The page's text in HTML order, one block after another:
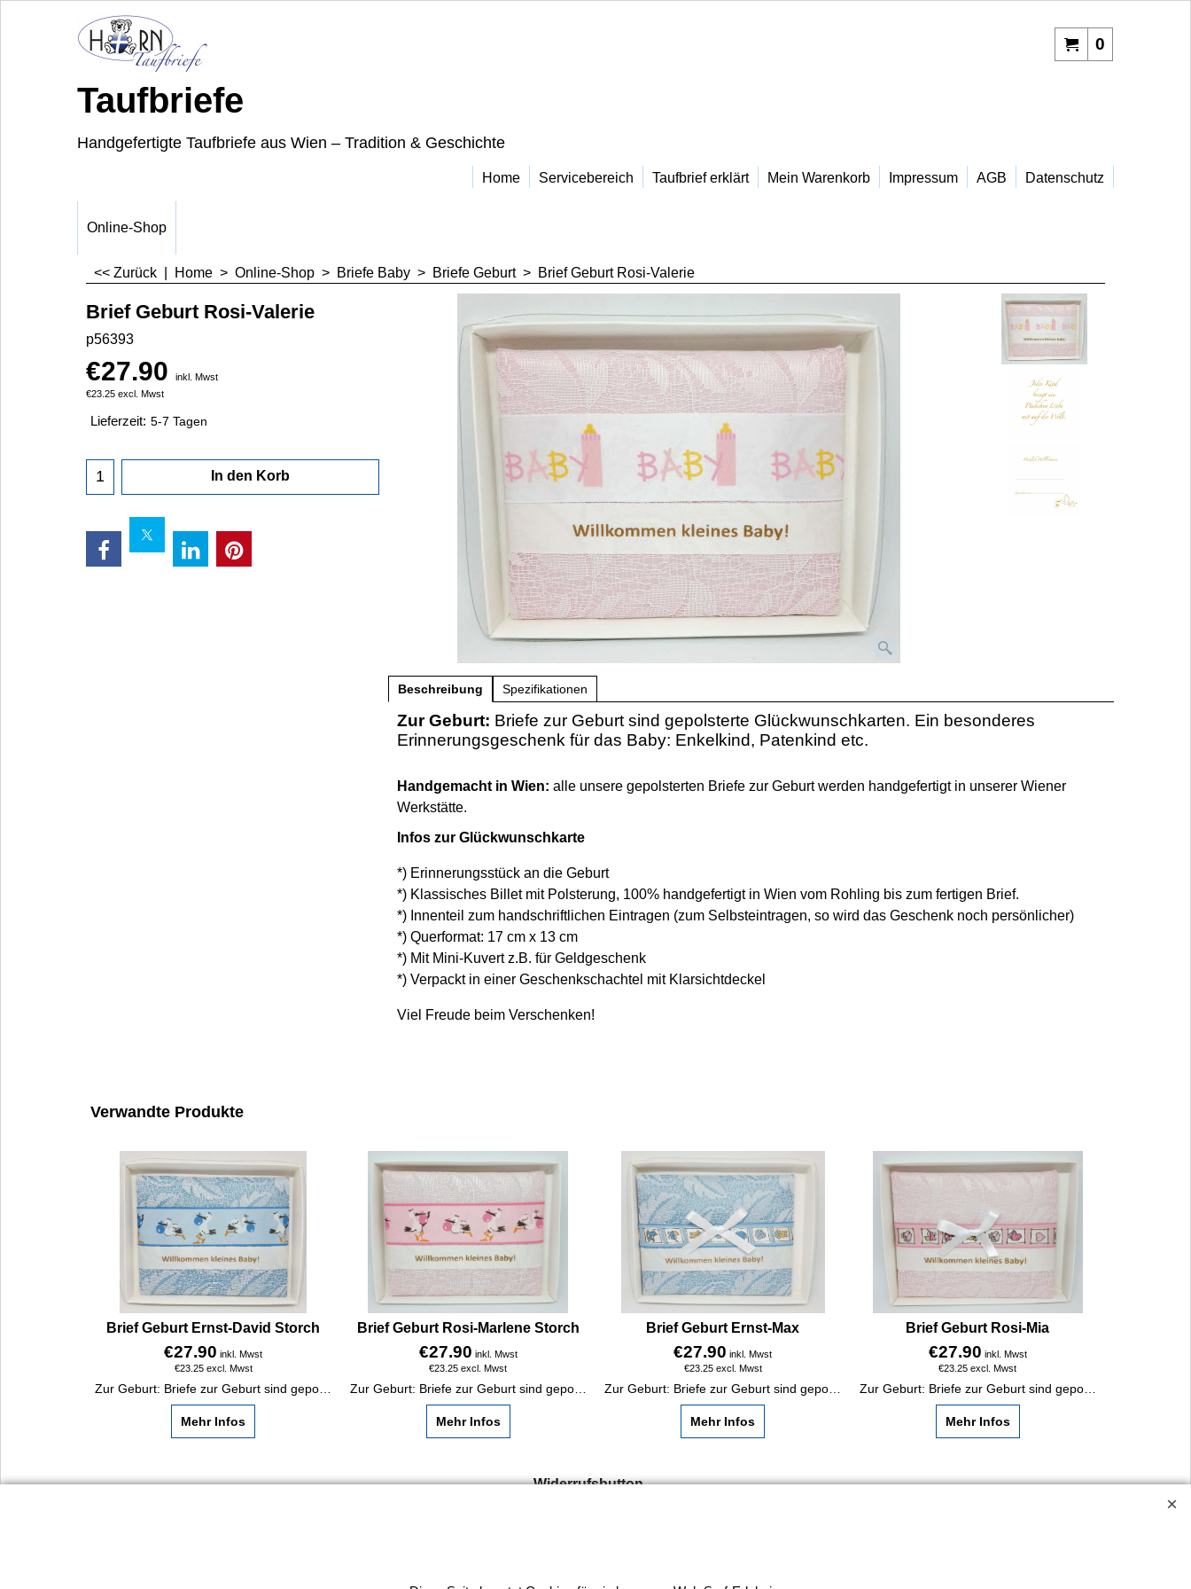
Taufbriefe
Handgefertigte Taufbriefe aus Wien – Tradition & Geschichte
0
Home Servicebereich Taufbrief erklärt Mein Warenkorb Impressum AGB Datenschutz
Online-Shop
<< Zurück Home > Online-Shop > Briefe Baby > Briefe Geburt> Brief Geburt Rosi-Valerie
Brief Geburt Rosi-Valerie
p56393
€27.90
inkl. Mwst
€23.25 excl. Mwst
Lieferzeit: 5-7 Tagen
In den Korb
Beschreibung Spezifikationen
Zur Geburt: Briefe zur Geburt sind gepolsterte Glückwunschkarten. Ein besonderes
Erinnerungsgeschenk für das Baby: Enkelkind, Patenkind etc.
Handgemacht in Wien: alle unsere gepolsterten Briefe zur Geburt werden handgefertigt in unserer Wiener
Werkstätte.
Infos zur Glückwunschkarte
*) Erinnerungsstück an die Geburt
*) Klassisches Billet mit Polsterung, 100% handgefertigt in Wien vom Rohling bis zum fertigen Brief.
*) Innenteil zum handschriftlichen Eintragen (zum Selbsteintragen, so wird das Geschenk noch persönlicher)
*) Querformat: 17 cm x 13 cm
*) Mit Mini-Kuvert z.B. für Geldgeschenk
*) Verpackt in einer Geschenkschachtel mit Klarsichtdeckel
Viel Freude beim Verschenken!
Verwandte Produkte
Brief Geburt Ernst-David Storch
€27.90 inkl. Mwst
€23.25 excl. Mwst
Zur Geburt: Briefe zur Geburt sind gepolsterte Glückwunschkarten. Ein besonderes Erinnerungsgeschenk für das Baby: Enkelkind, Patenkind etc.
Mehr Infos
Brief Geburt Rosi-Marlene Storch
€27.90 inkl. Mwst
€23.25 excl. Mwst
Zur Geburt: Briefe zur Geburt sind gepolsterte Glückwunschkarten. Ein besonderes Erinnerungsgeschenk für das Baby: Enkelkind, Patenkind etc.
Mehr Infos
Brief Geburt Ernst-Max
€27.90 inkl. Mwst
€23.25 excl. Mwst
Zur Geburt: Briefe zur Geburt sind gepolsterte Glückwunschkarten. Ein besonderes Erinnerungsgeschenk für das Baby: Enkelkind, Patenkind etc.
Mehr Infos
Brief Geburt Rosi-Mia
€27.90 inkl. Mwst
€23.25 excl. Mwst
Zur Geburt: Briefe zur Geburt sind gepolsterte Glückwunschkarten. Ein besonderes Erinnerungsgeschenk für das Baby: Enkelkind, Patenkind etc.
Mehr Infos
Widerrufsbutton